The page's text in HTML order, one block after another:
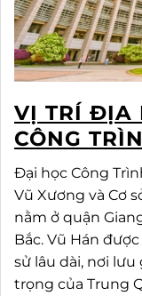
VỊ TRÍ ĐỊA
CÔNG
Đại học Công
Vũ Xương và Cơ
nằm ở quận
Bắc. Vũ Hán
sử lâu dài, nơi
trọng của Trung